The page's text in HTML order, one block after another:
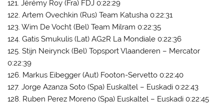
121. Jérémy Roy (Fra) FDJ 0:22:29
122. Artem Ovechkin (Rus) Team Katusha 0:22:31
123. Wim De Vocht (Bel) Team Milram 0:22:35
124. Gatis Smukulis (Lat) AG2R La Mondiale 0:22:36
125. Stijn Neirynck (Bel) Topsport Vlaanderen – Mercator
0:22:39
126. Markus Eibegger (Aut) Footon-Servetto 0:22:40
127. Jorge Azanza Soto (Spa) Euskaltel – Euskadi 0:22:43
128. Ruben Perez Moreno (Spa) Euskaltel – Euskadi 0:22:45